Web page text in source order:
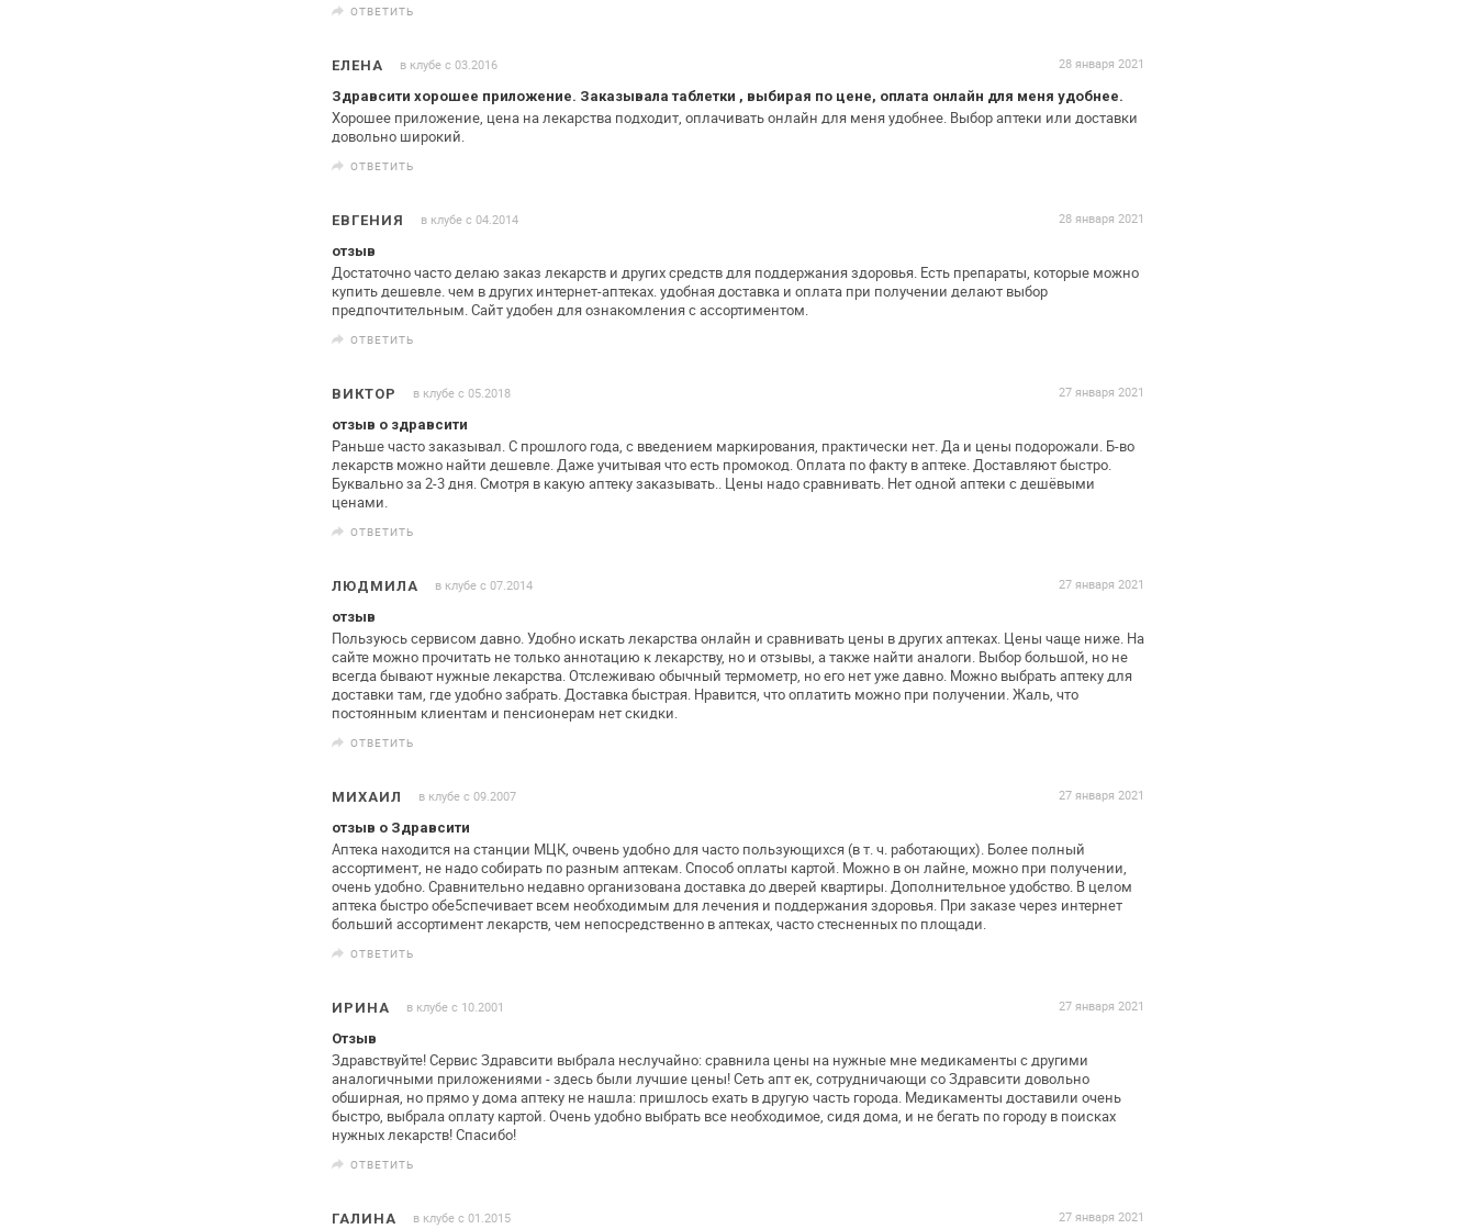
ОТВЕТИТЬ
ЕЛЕНА в клубе с 03.2016
28 января 2021
Здравсити хорошее приложение. Заказывала таблетки , выбирая по цене, оплата онлайн для меня удобнее.
Хорошее приложение, цена на лекарства подходит, оплачиватьонлайн для меня удобнее. Выбор аптеки или доставки
довольно широкий.
ОТВЕТИТЬ
ЕВГЕНИЯ в клубе с 04.2014
28 января 2021
отзыв
Достаточно часто делаю заказ лекарств и других средств для поддержания здоровья. Есть препараты, которые можно
купитьдешевле. чем в других интернет-аптеках. удобная доставка и оплата при получении делают выбор
предпочтительным. Сайтудобен для ознакомления с ассортиментом.
ОТВЕТИТЬ
ВИКТОР в клубе с 05.2018
27 января 2021
отзыв о здравсити
Раньше часто заказывал. С прошлого года, с введением маркирования, практически нет.Да и цены подорожали. Б-во
лекарств можно найти дешевле.Даже учитывая что есть промокод.Оплата по факту в аптеке. Доставляют быстро.
Буквально за2-3 дня. Смотря в какую аптеку заказывать.. Цены надо сравнивать. Нет одной аптеки с дешёвыми
ценами.
ОТВЕТИТЬ
ЛЮДМИЛА в клубе с 07.2014
27 января 2021
отзыв
Пользуюсь сервисом давно. Удобно искать лекарства онлайн и сравнивать цены в других аптеках. Цены чаще ниже. На
сайте можно прочитать не только аннотацию к лекарству, но и отзывы, а также найти аналоги. Выбор большой, но не
всегдабывают нужные лекарства. Отслеживаю обычный термометр, ноего нет уже давно. Можно выбрать аптеку для
доставки там, где удобно забрать. Доставка быстрая. Нравится, что оплатить можно при получении. Жаль, что
постоянным клиентам и пенсионерам нет скидки.
ОТВЕТИТЬ
МИХАИЛ в клубе с 09.2007
27 января 2021
отзыв о Здравсити
Аптека находится на станции МЦК, очвень удобно для часто пользующихся (в т. ч. работающих). Более полный
ассортимент, не надо собирать по разным аптекам.Способ оплаты картой. Можно в он лайне, можно при получении,
очень удобно. Сравнительно недавно организована доставка додверей квартиры. Дополнительное удобство. В целом
аптека быстро обе5спечивает всем необходимым длялечения и поддержания здоровья. При заказе через интернет
больший ассортимент лекарств, чем непосредственно в аптеках, часто стесненных по площади.
ОТВЕТИТЬ
ИРИНА в клубе с 10.2001
27 января 2021
Отзыв
Здравствуйте! Сервис Здравсити выбрала неслучайно: сравнила цены на нужные мне медикаменты с другими
аналогичными приложениями - здесь были лучшие цены! Сеть апт ек, сотрудничающи со Здравсити довольно
обширная, но прямо удома аптеку не нашла: пришлось ехать в другую часть города. Медикаменты доставили очень
быстро, выбрала оплату картой.Очень удобно выбрать все необходимое, сидя дома, и не бегать по городу в поисках
нужных лекарств! Спасибо!
ОТВЕТИТЬ
ГАЛИНА в клубе с 01.2015 27 января 2021